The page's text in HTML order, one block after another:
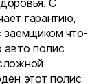
С
гарантию,
заемщиком что-
авто полис
этот полис